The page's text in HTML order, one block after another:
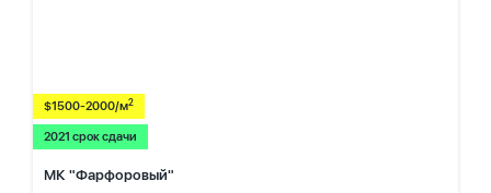
$1500-2000/м2
2021 срок сдачи
МК "Фарфоровый"